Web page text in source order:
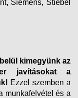
Siemens, Stiebel
kimegyünk az
javításokat a
Ezzel szemben a
munkafelvétel és a